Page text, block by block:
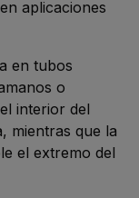
aplicaciones
en tubos
o
interior del
mientras que la
el extremo del